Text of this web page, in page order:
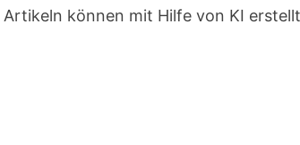
Artikeln können mit Hilfe von KI